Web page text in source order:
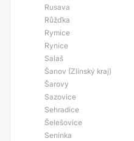
Rusava
Růžďka
Rymice
Rynice
Salaš
Šanov (Zlínský kraj)
Šarovy
Sazovice
Sehradice
Šelešovice
Seninka